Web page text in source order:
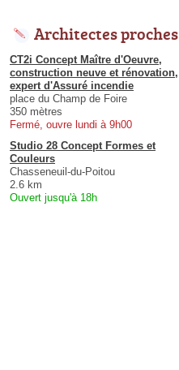
Architectes proches
CT2i Concept Maître d'Oeuvre,
construction neuve et rénovation,
expert d'Assuré incendie
place du Champ de Foire
350 mètres
Fermé, ouvre lundi à 9h00
Studio 28 Concept Formes et
Couleurs
Chasseneuil-du-Poitou
2.6 km
Ouvert jusqu'à 18h